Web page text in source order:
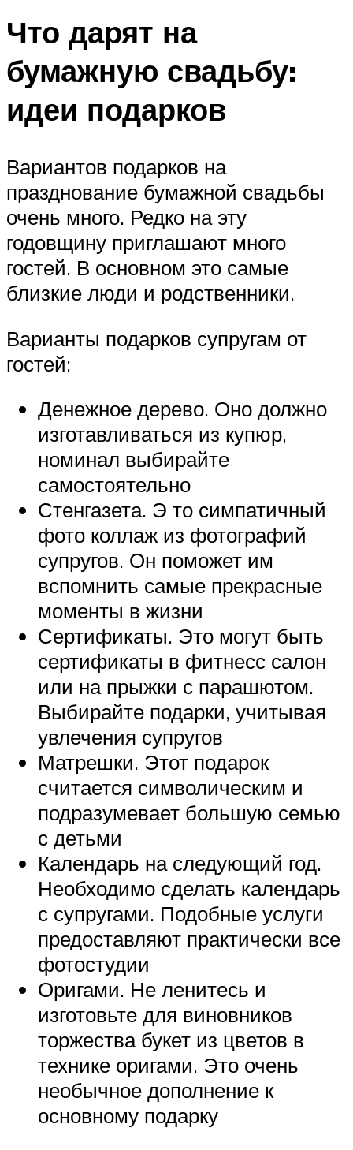
Что дарят на
бумажную свадьбу:
идеи подарков
Вариантов подарков на
празднование бумажной свадьбы
очень много. Редко на эту
годовщину приглашают много
гостей. В основном это самые
близкие люди и родственники.
Варианты подарков супругам от
гостей:
Денежное дерево. Оно должно
изготавливаться из купюр,
номинал выбирайте
самостоятельно
Стенгазета. Э то симпатичный
фото коллаж из фотографий
супругов. Он поможет им
вспомнить самые прекрасные
моменты в жизни
Сертификаты. Это могут быть
сертификаты в фитнесс салон
или на прыжки с парашютом.
Выбирайте подарки, учитывая
увлечения супругов
Матрешки. Этот подарок
считается символическим и
подразумевает большую семью
с детьми
Календарь на следующий год.
Необходимо сделать календарь
с супругами. Подобные услуги
предоставляют практически все
фотостудии
Оригами. Не ленитесь и
изготовьте для виновников
торжества букет из цветов в
технике оригами. Это очень
необычное дополнение к
основному подарку